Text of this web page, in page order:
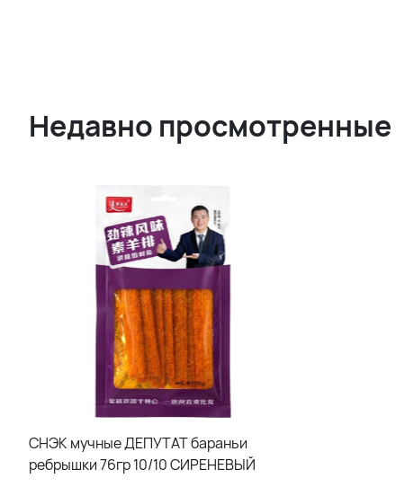
Недавно просмотренные
СНЭК мучные ДЕПУТАТ бараньи
ребрышки 76гр 10/10 СИРЕНЕВЫЙ